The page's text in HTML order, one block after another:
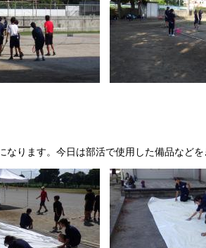
なります。今日は部活で使用した備品などを